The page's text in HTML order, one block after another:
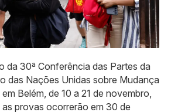
da 30ª Conferência das Partes da
das Nações Unidas sobre Mudança
Belém, de 10 a 21 de novembro,
provas ocorrerão em 30 de